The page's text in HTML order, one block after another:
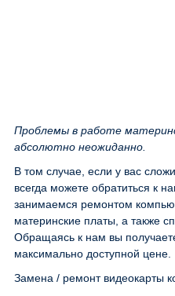
Проблемы в работе
абсолютно неожиданно.
В том случае, если у вас
всегда можете обратиться к
занимаемся ремонтом
материнские платы, а также
Обращаясь к нам вы
максимально доступной цене.
Замена / ремонт видеокарты